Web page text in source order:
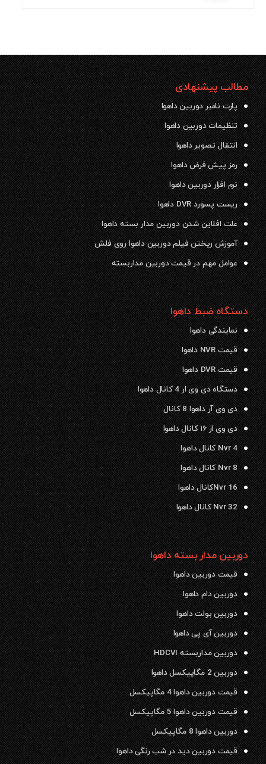
مطالب پیشنهادی
پارت نامبر دوربین داهوا
تنظیمات دوربین داهوا
انتقال تصویر داهوا
رمز پیش فرض داهوا
نرم افزار دوربین داهوا
ریست پسورد DVR داهوا
علت افلاین شدن دوربین مدار بسته داهوا
آموزش ریختن فیلم دوربین داهوا روی فلش
عوامل مهم در قیمت دوربین مداربسته
دستگاه ضبط داهوا
نمایندگی داهوا
قیمت NVR داهوا
قیمت DVR داهوا
دستگاه دی وی ار 4 کانال داهوا
دی وی آر داهوا 8 کانال
دی وی ار ۱۶ کانال داهوا
Nvr 4 کانال داهوا
Nvr 8 کانال داهوا
Nvr 16کانال داهوا
Nvr 32 کانال داهوا
دوربین مدار بسته داهوا
قیمت دوربین داهوا
دوربین دام داهوا
دوربین بولت داهوا
دوربین آی پی داهوا
دوربین مداربسته HDCVI
دوربین 2 مگاپیکسل داهوا
قیمت دوربین داهوا 4 مگاپیکسل
قیمت دوربین داهوا 5 مگاپیکسل
دوربین داهوا 8 مگاپیکسل
قیمت دوربین دید در شب رنگی داهوا